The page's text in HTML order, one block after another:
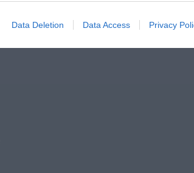
Data Deletion Data Access Privacy